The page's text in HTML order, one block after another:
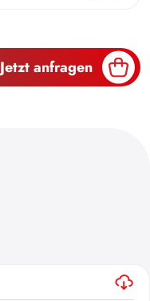
Jetzt anfragen